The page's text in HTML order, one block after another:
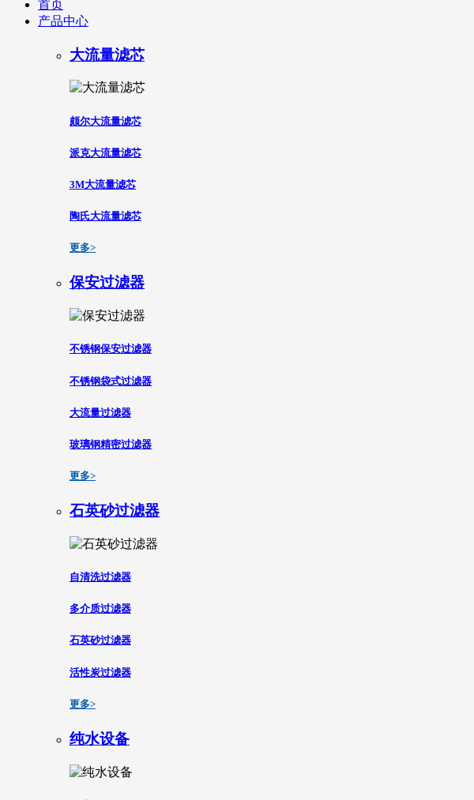
首页
产品中心
大流量滤芯
颇尔大流量滤芯
派克大流量滤芯
3M大流量滤芯
陶氏大流量滤芯
更多>
保安过滤器
不锈钢保安过滤器
不锈钢袋式过滤器
大流量过滤器
玻璃钢精密过滤器
更多>
石英砂过滤器
自清洗过滤器
多介质过滤器
石英砂过滤器
活性炭过滤器
更多>
纯水设备